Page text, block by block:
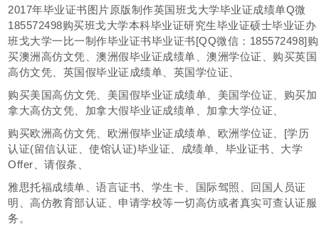
2017年毕业证书图片原版制作英国班戈大学毕业证成绩单Q微
185572498购买班戈大学本科毕业证研究生毕业证硕士毕业证办
班戈大学一比一制作毕业证书毕业证书[QQ微信：185572498]购
买澳洲高仿文凭、澳洲假毕业证成绩单、澳洲学位证、购买英国
高仿文凭、英国假毕业证成绩单、英国学位证、
购买美国高仿文凭、美国假毕业证成绩单、美国学位证、购买加
拿大高仿文凭、加拿大假毕业证成绩单、加拿大学位证、
购买欧洲高仿文凭、欧洲假毕业证成绩单、欧洲学位证、[学历
认证(留信认证、使馆认证)毕业证、成绩单、毕业证书、大学
Offer、请假条、
雅思托福成绩单、语言证书、学生卡、国际驾照、回国人员证
明、高仿教育部认证、申请学校等一切高仿或者真实可查认证服
务。